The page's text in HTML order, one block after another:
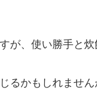
が、使い勝手と
るかもしれませ